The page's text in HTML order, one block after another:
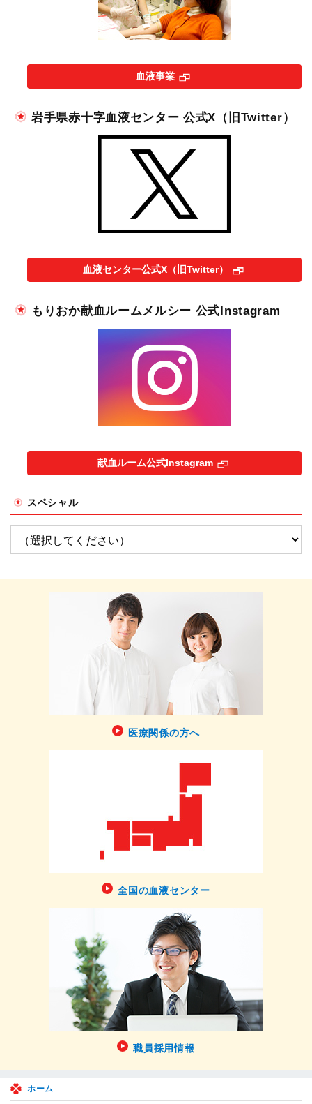
血液事業
岩手県赤十字血液センター 公式X（旧Twitter）
血液センター公式X（旧Twitter）
もりおか献血ルームメルシー 公式Instagram
献血ルーム公式Instagram
スペシャル
医療関係の方へ
全国の血液センター
職員採用情報
ホーム